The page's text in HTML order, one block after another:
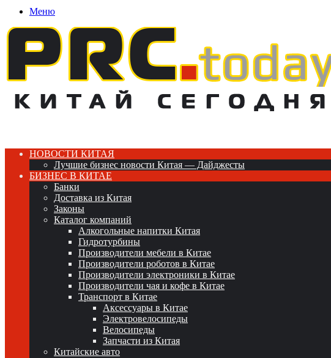
Меню
НОВОСТИ КИТАЯ
Лучшие бизнес новости Китая — Дайджесты
БИЗНЕС В КИТАЕ
Банки
Доставка из Китая
Законы
Каталог компаний
Алкогольные напитки Китая
Гидротурбины
Производители мебели в Китае
Производители роботов в Китае
Производители электроники в Китае
Производители чая и кофе в Китае
Транспорт в Китае
Аксессуары в Китае
Электровелосипеды
Велосипеды
Запчасти из Китая
Китайские авто